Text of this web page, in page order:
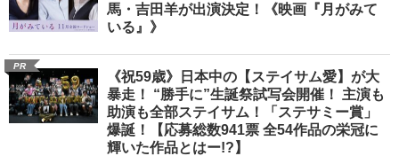
馬・吉田羊が出演決定！《映画『月がみて
いる』》
PR
《祝59歳》日本中の【ステイサム愛】が大
暴走！ “勝手に”生誕祭試写会開催！ 主演も
助演も全部ステイサム！「ステサミー賞」
爆誕！【応募総数941票 全54作品の栄冠に
輝いた作品とはー!?】